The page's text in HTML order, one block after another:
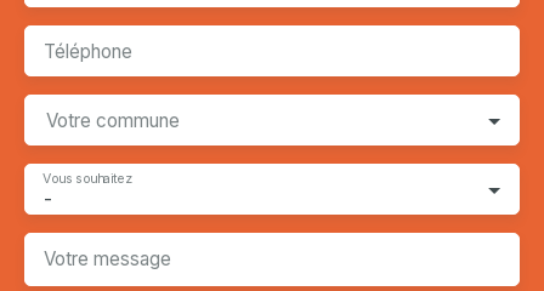
Téléphone
Votre commune
-
Vous souhaitez
Votre message